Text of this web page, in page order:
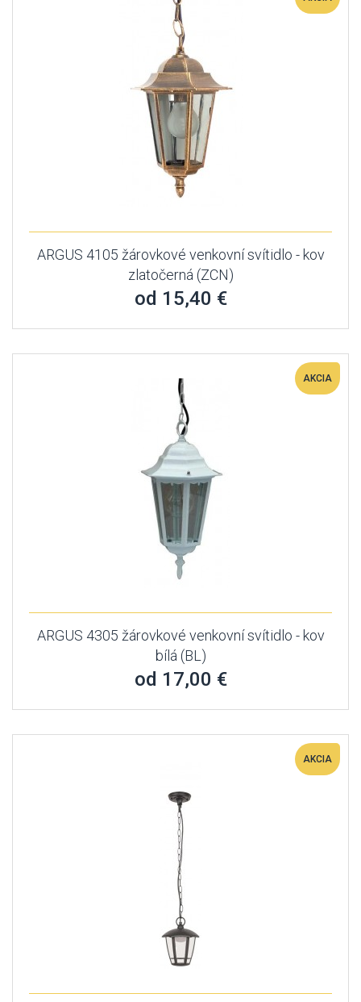
ARGUS 4105 žárovkové venkovní svítidlo - kov
zlatočerná (ZCN)
od 15,40 €
AKCIA
ARGUS 4305 žárovkové venkovní svítidlo - kov
bílá (BL)
od 17,00 €
AKCIA